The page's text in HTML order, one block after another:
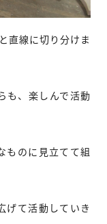
直線に切り分けま
も、楽しんで活動
ものに見立てて組
げて活動していき